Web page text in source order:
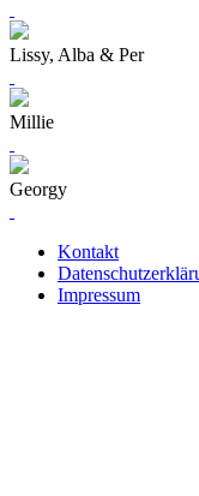
Lissy, Alba & Per
Millie
Georgy
Kontakt
Impressum